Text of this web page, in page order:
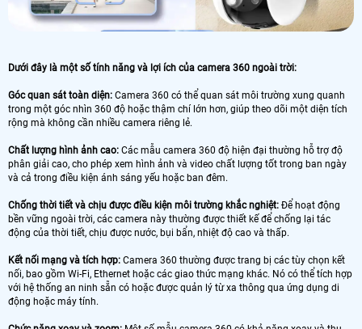
Dưới đây là một số tính năng và lợi ích của camera 360 ngoài trời:
Góc quan sát toàn diện: Camera 360 có thể quan sát môi trường xung quanh
trong một góc nhìn 360 độ hoặc thậm chí lớn hơn, giúp theo dõi một diện tích
rộng mà không cần nhiều camera riêng lẻ.
Chất lượng hình ảnh cao: Các mẫu camera 360 độ hiện đại thường hỗ trợ độ
phân giải cao, cho phép xem hình ảnh và video chất lượng tốt trong ban ngày
và cả trong điều kiện ánh sáng yếu hoặc ban đêm.
Chống thời tiết và chịu được điều kiện môi trường khắc nghiệt: Để hoạt động
bền vững ngoài trời, các camera này thường được thiết kế để chống lại tác
động của thời tiết, chịu được nước, bụi bẩn, nhiệt độ cao và thấp.
Kết nối mạng và tích hợp: Camera 360 thường được trang bị các tùy chọn kết
nối, bao gồm Wi-Fi, Ethernet hoặc các giao thức mạng khác. Nó có thể tích hợp
với hệ thống an ninh sẵn có hoặc được quản lý từ xa thông qua ứng dụng di
động hoặc máy tính.